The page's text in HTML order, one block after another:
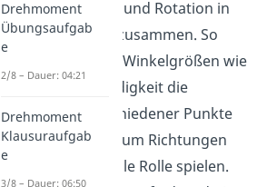
setzt Translation und Rotation in
einer Rechnung zusammen. So
erkennst du, wie Winkelgrößen wie
Winkelgeschwindigkeit die
Bewegung verschiedener Punkte
koppeln und warum Richtungen
dabei eine zentrale Rolle spielen.
Drehmoment
Übungsaufgab
e
2/8 – Dauer: 04:21
Drehmoment
Klausuraufgab
e
3/8 – Dauer: 06:50